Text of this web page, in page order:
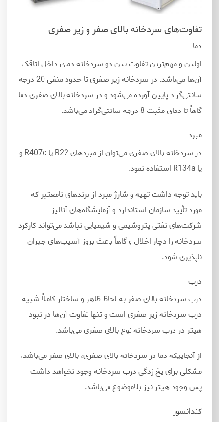
تفاوتهای سردخانه بالای صفر و زیر صفری
دما
اولین و مهمترین تفاوت بین دو سردخانه دمای داخل اتاقک
آنها می
باشد. در سردخانه زیر صفری تا حدود منفی 20 درجه
سانتیگراد پایین آورده میشود و در سردخانه بالای صفری دما
گاهاً تا دمای مثبت 8 درجه سانتی
گراد میباشد.
مبرد
در سردخانه بالای صفری می
توان از مبردهای R22 یا R407c و
یا R134a استفاده نمود.
باید توجه داشت تهیه و شارژ مبرد از برندهای نامعتبر که
مورد تأیید سازمان استاندارد و آزمایشگاههای آنالیز
شرکتهای نفتی پتروشیمی و شیمیایی نباشد میتواند کارکرد
سردخانه را دچار اخلال و گاهاً باعث بروز آسیبهای جبران
ناپذیری شود.
درب
درب سردخانه بالای صفر به لحاظ ظاهر و ساختار کاملاً شبیه
درب سردخانه زیر صفری است و تنها تفاوت آنها در نبود
هیتر در درب سردخانه نوع بالای صفری میباشد.
از آنجاییکه دما در سردخانه بالای صفری، بالای صفر میباشد،
مشکلی برای یخ زدگی درب سردخانه وجود نخواهد داشت
پس وجود هیتر نیز بلاموضوع میباشد.
کندانسور